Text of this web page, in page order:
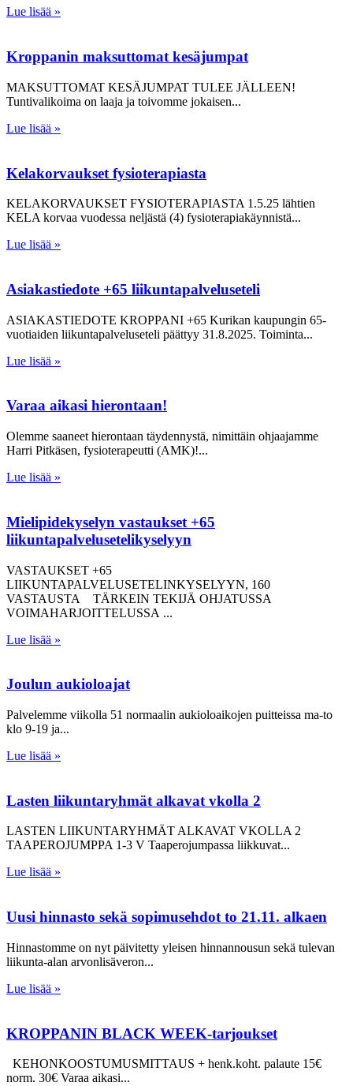
Lue lisää »
Kroppanin maksuttomat kesäjumpat
MAKSUTTOMAT KESÄJUMPAT TULEE JÄLLEEN!
Tuntivalikoima on laaja ja toivomme jokaisen
Lue lisää »
Kelakorvaukset fysioterapiasta
KELAKORVAUKSET FYSIOTERAPIASTA 1.5.25 lähtien
KELA korvaa vuodessa neljästä (4) fysioterapiakäynnistä
Lue lisää »
Asiakastiedote +65 liikuntapalveluseteli
ASIAKASTIEDOTE KROPPANI +65 Kurikan kaupungin 65-
vuotiaiden liikuntapalveluseteli päättyy 31.8.2025. Toiminta
Lue lisää »
Varaa aikasi hierontaan!
Olemme saaneet hierontaan täydennystä, nimittäin ohjaajamme
Harri Pitkäsen, fysioterapeutti (AMK)!
Lue lisää »
Mielipidekyselyn vastaukset +65
liikuntapalvelusetelikyselyyn
VASTAUKSET +65
LIIKUNTAPALVELUSETELINKYSELYYN, 160
VASTAUSTA TÄRKEIN TEKIJÄ OHJATUSSA
VOIMAHARJOITTELUSSA
Lue lisää »
Joulun aukioloajat
Palvelemme viikolla 51 normaalin aukioloaikojen puitteissa ma-to
klo 9-19 ja
Lue lisää »
Lasten liikuntaryhmät alkavat vkolla 2
LASTEN LIIKUNTARYHMÄT ALKAVAT VKOLLA 2
TAAPEROJUMPPA 1-3 V Taaperojumpassa liikkuvat
Lue lisää »
Uusi hinnasto sekä sopimusehdot to 21.11. alkaen
Hinnastomme on nyt päivitetty yleisen hinnannousun sekä tulevan
liikunta-alan arvonlisäveron
Lue lisää »
KROPPANIN BLACK WEEK-tarjoukset
KEHONKOOSTUMUSMITTAUS + henk.koht. palaute 15€
norm. 30€ Varaa aikasi